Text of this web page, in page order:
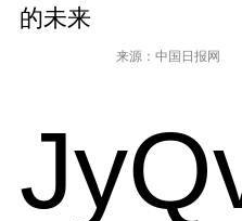
的未来
来源：中国日报网